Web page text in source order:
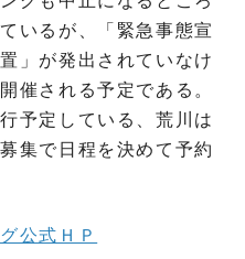
いるが、「緊急事態宣
」が発出されていなけ
催される予定である。
予定している、荒川は
集で日程を決めて予約
公式ＨＰ